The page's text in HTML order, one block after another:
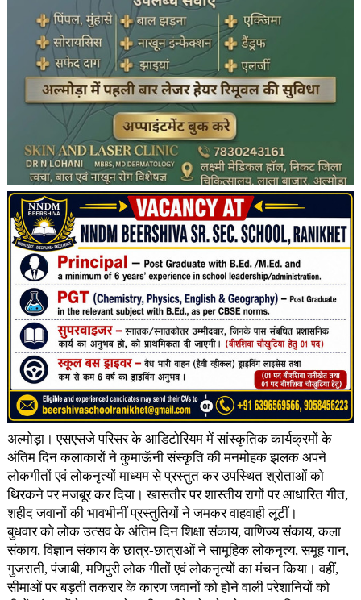
अल्मोड़ा। एसएसजे परिसर के आडिटोरियम में सांस्कृतिक कार्यक्रमों के
अंतिम दिन कलाकारों ने कुमाऊॅनी संस्कृति की मनमोहक झलक अपने
लोकगीतों एवं लोकनृत्यों माध्यम से प्रस्तुत कर उपस्थित श्रोताओं को
थिरकने पर मजबूर कर दिया। खासतौर पर शास्तीय रागों पर आधारित गीत,
शहीद जवानों की भावभीनीं प्रस्तुतियों ने जमकर वाहवाही लूटीं।
बुधवार को लोक उत्सव के अंतिम दिन शिक्षा संकाय, वाणिज्य संकाय, कला
संकाय, विज्ञान संकाय के छात्र-छात्राओं ने सामूहिक लोकनृत्य, समूह गान,
गुजराती, पंजाबी, मणिपुरी लोक गीतों एवं लोकनृत्यों का मंचन किया। वहीं,
सीमाओं पर बड़ती तकरार के कारण जवानों को होने वाली परेशानियों को